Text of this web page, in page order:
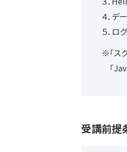
４．デ
５．ロ
※「ス
「
受講前提